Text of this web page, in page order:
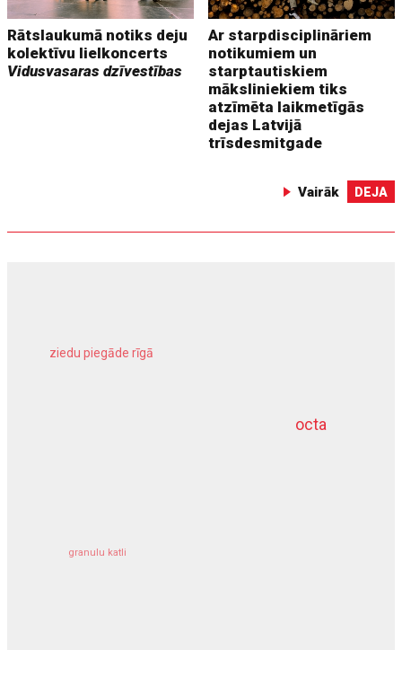
Rātslaukumā notiks deju
kolektīvu lielkoncerts
Vidusvasaras dzīvestības
Ar starpdisciplināriem
notikumiem un
starptautiskiem
māksliniekiem tiks
atzīmēta laikmetīgās
dejas Latvijā
trīsdesmitgade
Vairāk DEJA
octa
ziedu piegāde rīgā
granulu katli
dziļurbums